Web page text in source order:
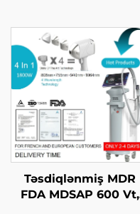
Təsdiqlənmiş MDR
FDA MDSAP 600 Vt,